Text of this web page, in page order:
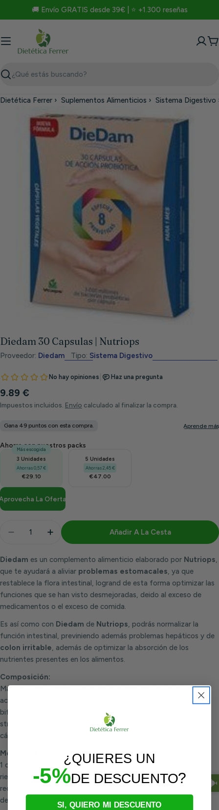
🚚 Envío GRATIS desde 39€ | ⭐ +1.300 reseñas
Buscar
Dietética Ferrer › Suplementos Alimenticios › Sistema Digestivo
información
medios 0 en modal
Diedam 30 Capsulas | Nutriops
Proveedor: Diedam Tipo: Sistema Digestivo
Precio
habitual
9.89 €
Impuestos incluidos. Envío calculado al finalizar la compra.
Ahorra con nuestros packs
Más escogida
3 Unidades
Ahorras 0,57 €
€29.10
5 Unidades
Ahorras 2,45 €
€47.00
La Oferta
Disminuir Cantidad Para Diedam 30 Capsulas |
Aumentar Cantidad Para Diedam 30
Añadir A La Cesta
Diedam es un complemento alimenticio elaborado por Nutriops,
que te ayudará a aliviar problemas estomacales, ya que
restablece la flora intestinal, logrand de esta forma optimizar las
funciones que se han visto desmejoradas, deido al exceso de
medicamentos o el exceso de comida.
Es así como con Diedam de Nutriops, podrás normalizar la
función intestinal, previniendo además problemas hepáticos y de
colon irritable, además de optimizar la absorción de los
nutrientes presentes en los alimentos.
Composición:
Maltrodextrinas de maiz, lactobacillus reuteri, lactobacillus
acidophilus, lactobacillus plantarum, lactobacillus rhamnosus,
bifidobacterium longum, bifidobacterium infantis y
streptococcus thermophilus. Composición de la cubierta de la
cápsula: hidroxipropilmetilcelulosa.
Modo de Empleo:
1 cápsula al día. Aun cuando una cantidad mayor no supone
riesgo, se aconseja no superar la dosis diaria expresamente
recomendada. Tomar una cápsula al día, preferentemente
después de las comidas.
¿QUIERES UN
-5%DE DESCUENTO?
SI, QUIERO MI DESCUENTO